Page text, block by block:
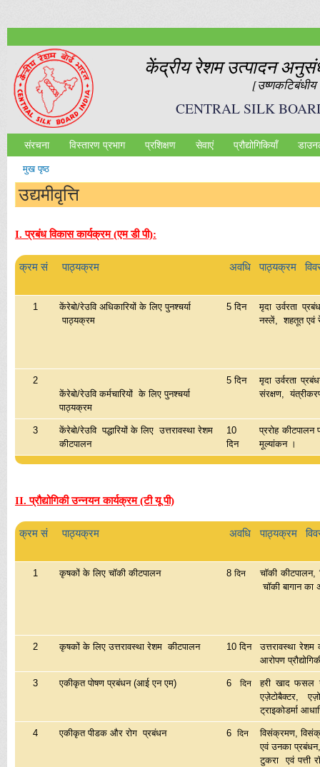
केंद्रीय रेशम उत्‍पादन
CENTRAL SILK
Main menu
संरचना विस्तारण प्रभाग प्रशिक्षण सेवाएं प्रौद्योगिकियॉं
आप यहाँ हैं
मुख पृष्ठ
उद्यमीवृत्ति
I. प्रबंध विकास कार्यक्रम (एम डी पी):
क्रम सं पाठ्यक्रम अवधि पाठ्यक्रम
1
केंरेबो/रेउवि अधिकारियों के लिए पुनश्चर्या
पाठ्यक्रम
5 दिन
मृदा उर्वरता
नस्लें, शहतूत एवं
2
केंरेबो/रेउवि कर्मचारियों के लिए पुनश्चर्या
पाठ्यक्रम
5 दिन
मृदा उर्वरता
संरक्षण,
3
केंरेबो/रेउवि पद्धारियों के लिए उत्तरावस्था रेशम
कीटपालन
10
दिन
प्ररोह
मूल्यांकन ।
II. प्रौद्योगिकी उन्नयन कार्यक्रम (टी यू पी)
क्रम सं पाठ्यक्रम अवधि पाठ्यक्रम
1 कृषकों के लिए चॉकी कीटपालन 8 दिन
चॉकी कीटपालन,
चॉकी बागान
2 कृषकों के लिए उत्तरावस्था रेशम कीटपालन 10 दिन
उत्तरावस्था रेशम
आरोपण
3 एकीकृत पोषण प्रबंधन (आई एन एम) 6 दिन
हरी खाद फसल
एज़ेटोबैक्टर,
ट्राइकोडर्मा
4 एकीकृत पीडक और रोग प्रबंधन 6 दिन
विसंक्रमण,
एवं उनका
टुकरा एवं पत्ती